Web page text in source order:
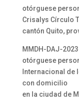
otórguese
Crisalys Círculo
cantón Quito,
MMDH-DAJ-
otórguese
Internacional de
con domicilio
en la ciudad de